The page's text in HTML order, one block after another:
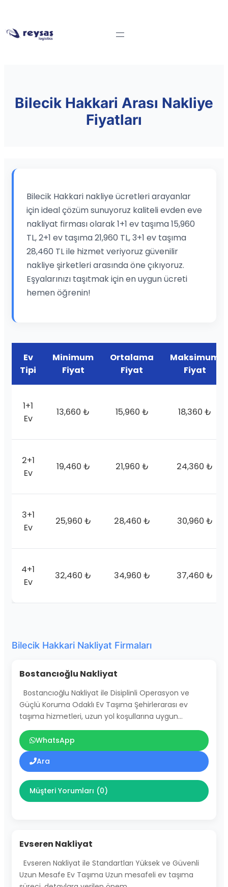
Bilecik Hakkari Arası Nakliye
Fiyatları
Bilecik Hakkari nakliye ücretleri arayanlar
için ideal çözüm sunuyoruz kaliteli evden eve
nakliyat firması olarak 1+1 ev taşıma 15,960
TL, 2+1 ev taşıma 21,960 TL, 3+1 ev taşıma
28,460 TL ile hizmet veriyoruz güvenilir
nakliye şirketleri arasında öne çıkıyoruz.
Eşyalarınızı taşıtmak için en uygun ücreti
hemen öğrenin!
Ev
Tipi
Minimum
Fiyat
Ortalama
Fiyat
Maksimum
Fiyat
1+1
Ev
13,660 ₺ 15,960 ₺ 18,360 ₺
2+1
Ev
19,460 ₺ 21,960 ₺ 24,360 ₺
3+1
Ev
25,960 ₺ 28,460 ₺ 30,960 ₺
4+1
Ev
32,460 ₺ 34,960 ₺ 37,460 ₺
Bilecik Hakkari Nakliyat Firmaları
Bostancıoğlu Nakliyat
Bostancıoğlu Nakliyat ile Disiplinli Operasyon ve
Güçlü Koruma Odaklı Ev Taşıma Şehirlerarası ev
taşıma hizmetleri, uzun yol koşullarına uygun…
WhatsApp
Ara
Müşteri Yorumları (0)
Evseren Nakliyat
Evseren Nakliyat ile Standartları Yüksek ve Güvenli
Uzun Mesafe Ev Taşıma Uzun mesafeli ev taşıma